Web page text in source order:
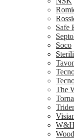
Safe
Soco
The
W&H